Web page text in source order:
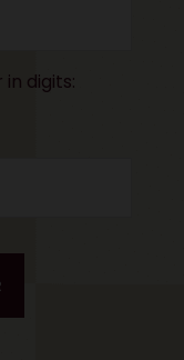
digits: